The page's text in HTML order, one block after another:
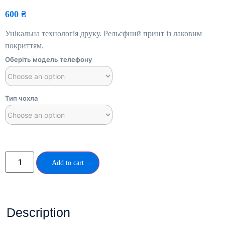
600 ₴
Унікальна технологія друку. Рельєфний принт із лаковим
покриттям.
Оберіть модель телефону
Тип чохла
Add to cart
Description